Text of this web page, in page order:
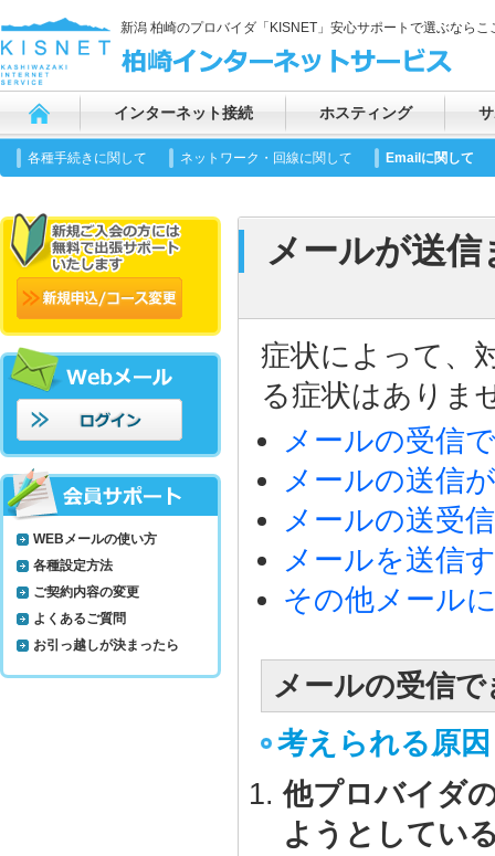
新潟 柏崎のプロバイダ「KISNET」安心サポートで選ぶならこ
インターネット接続 ホスティング
各種手続きに関して ネットワーク・回線に関して Emailに関して
メールが送
症状によって、
る症状はありま
メールの受信
メールの送信
メールの送受
メールを送信
その他メール
メールの受信
考えられる原因
他プロバイダ
ようとしてい
WEBメールの使い方
各種設定方法
ご契約内容の変更
よくあるご質問
お引っ越しが決まったら